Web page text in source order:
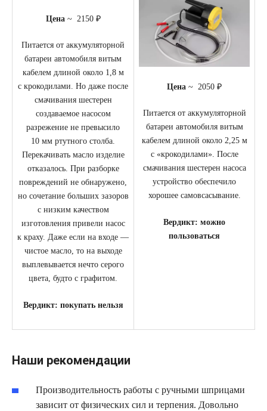
Цена~ 2150 ₽
Питается от аккумуляторной
батареи автомобиля витым
кабелем длиной около 1,8 м
с крокодилами. Но даже после
смачивания шестерен
создаваемое насосом
разрежение не превысило
10 мм ртутного столба.
Перекачивать масло изделие
отказалось. При разборке
повреждений не обнаружено,
но сочетание больших зазоров
с низким качеством
изготовления привели насос
к краху. Даже если на входе —
чистое масло, то на выходе
выплевывается нечто серого
цвета, будто с графитом.
Вердикт: покупать нельзя
Цена ~ 2050 ₽
Питается от аккумуляторной
батареи автомобиля витым
кабелем длиной около 2,25 м
с «крокодилами». После
смачивания шестерен насоса
устройство обеспечило
хорошее самовсасывание.
Вердикт: можно
пользоваться
Наши рекомендации
Производительность работы с ручными шприцами
зависит от физических сил и терпения. Довольно